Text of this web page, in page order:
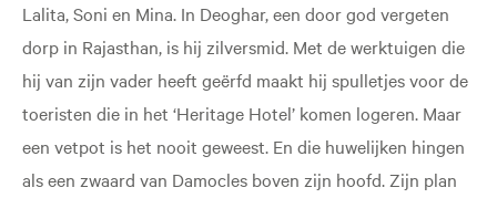
Lalita, Soni en Mina. In Deoghar, een door god vergeten
dorp in Rajasthan, is hij zilversmid. Met de werktuigen die
hij van zijn vader heeft geërfd maakt hij spulletjes voor de
toeristen die in het ‘Heritage Hotel’ komen logeren. Maar
een vetpot is het nooit geweest. En die huwelijken hingen
als een zwaard van Damocles boven zijn hoofd. Zijn plan